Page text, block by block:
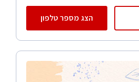
הצג מספר טלפון